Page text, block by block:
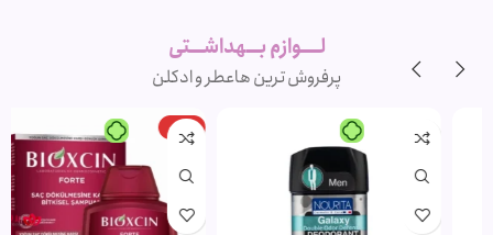
لــــوازم بـــهداشـــتی
پرفروش ترین هاعطر و ادکلن
-15%